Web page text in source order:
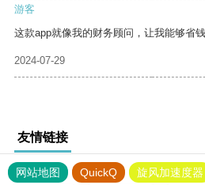
游客
这款app就像我的财务顾问，让我能够省钱
2024-07-29
友情链接
网站地图 QuickQ 旋风加速度器